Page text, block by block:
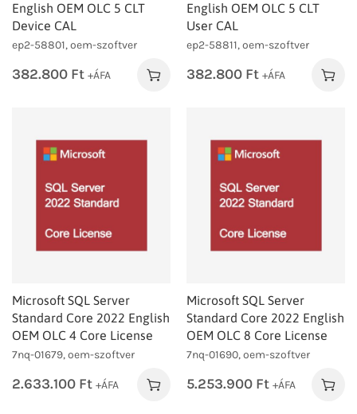
English OEM OLC 5 CLT
Device CAL
ep2-58801, oem-szoftver
382.800 Ft +ÁFA
English OEM OLC 5 CLT
User CAL
ep2-58811, oem-szoftver
382.800 Ft +ÁFA
Microsoft SQL Server
Standard Core 2022 English
OEM OLC 4 Core License
7nq-01679, oem-szoftver
2.633.100 Ft +ÁFA
Microsoft SQL Server
Standard Core 2022 English
OEM OLC 8 Core License
7nq-01690, oem-szoftver
5.253.900 Ft +ÁFA